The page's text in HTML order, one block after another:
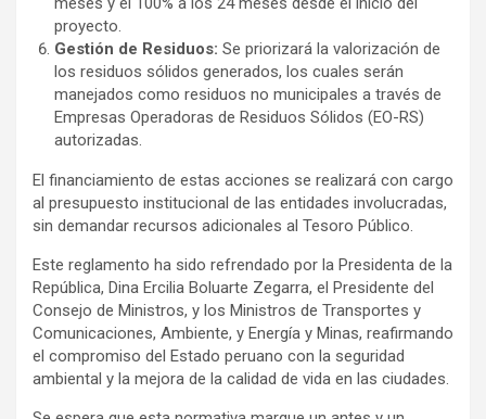
proyecto.
Gestión de Residuos: Se priorizará la valorización de
los residuos sólidos generados, los cuales serán
manejados como residuos no municipales a través de
Empresas Operadoras de Residuos Sólidos (EO-RS)
autorizadas.
El financiamiento de estas acciones se realizará con cargo
al presupuesto institucional de las entidades involucradas,
sin demandar recursos adicionales al Tesoro Público.
Este reglamento ha sido refrendado por la Presidenta de la
República, Dina Ercilia Boluarte Zegarra, el Presidente del
Consejo de Ministros, y los Ministros de Transportes y
Comunicaciones, Ambiente, y Energía y Minas, reafirmando
el compromiso del Estado peruano con la seguridad
ambiental y la mejora de la calidad de vida en las ciudades.